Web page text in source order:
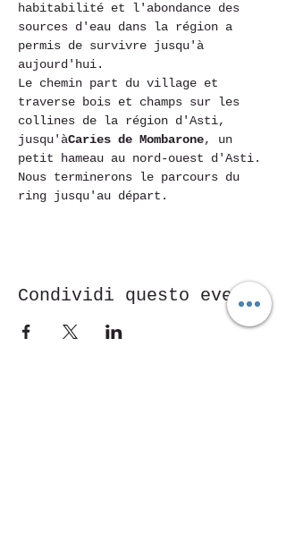
habitabilité et l'abondance des
sources d'eau dans la région a
permis de survivre jusqu'à
aujourd'hui.
Le chemin part du village et
traverse bois et champs sur les
collines de la région d'Asti,
jusqu'àCaries de Mombarone, un
petit hameau au nord-ouest d'Asti.
Nous terminerons le parcours du
ring jusqu'au départ.
Condividi questo evento